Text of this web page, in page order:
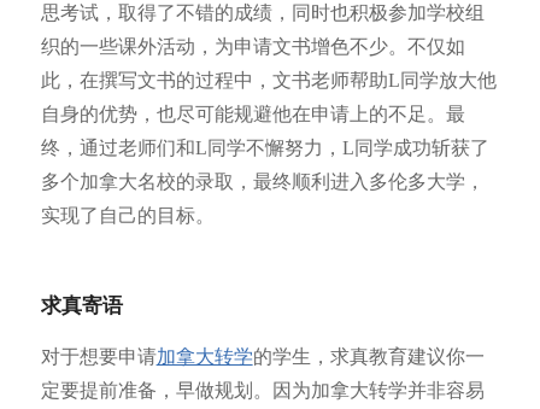
思考试，取得了不错的成绩，同时也积极参加学校组
织的一些课外活动，为申请文书增色不少。不仅如
此，在撰写文书的过程中，文书老师帮助L同学放大他
自身的优势，也尽可能规避他在申请上的不足。最
终，通过老师们和L同学不懈努力，L同学成功斩获了
多个加拿大名校的录取，最终顺利进入多伦多大学，
实现了自己的目标。
求真寄语
对于想要申请加拿大转学的学生，求真教育建议你一
定要提前准备，早做规划。因为加拿大转学并非容易